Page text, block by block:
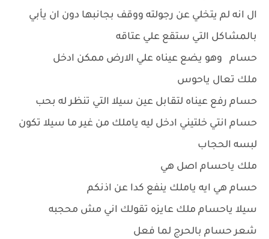
ال انه لم يتخلي عن رجولته ووقف بجانبها دون ان يأبي
بالمشاكل التي ستقع علي عتاقه
حسام وهو يضع عيناه علي الارض ممكن ادخل
ملك تعال ياحوس
حسام رفع عيناه لتقابل عين سيلا التي تنظر له بحب
حسام انتي خلتيني ادخل ليه ياملك من غير ما سيلا تكون
لبسه الحجاب
ملك ياحسام اصل هي
حسام هي ايه ياملك ينفع كدا عن اذنكم
سيلا ياحسام ملك عايزه تقولك اني مش محجبه
شعر حسام بالحرج لما فعل